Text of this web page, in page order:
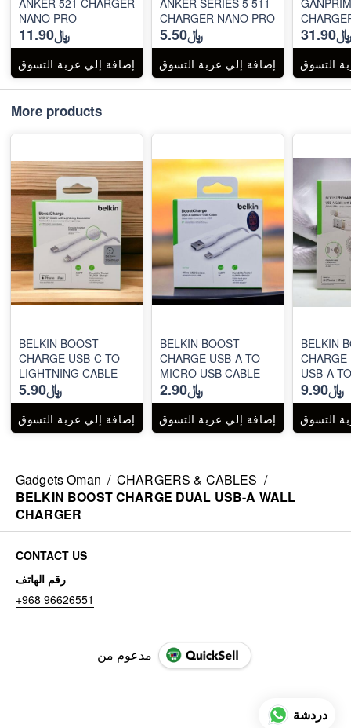
ANKER 521 CHARGER
NANO PRO
﷼11.90
إضافة إلي عربة التسوق
ANKER SERIES 5 511
CHARGER NANO PRO
﷼5.50
إضافة إلي عربة التسوق
﷼31.90
التسوق
More products
BELKIN BOOST
CHARGE USB-C TO
LIGHTNING CABLE
﷼5.90
إضافة إلي عربة التسوق
BELKIN BOOST
CHARGE USB-A TO
MICRO USB CABLE
﷼2.90
إضافة إلي عربة التسوق
BELKIN
CHARGE
USB-A
CABLE﷼9.90
التسوق
Gadgets Oman / CHARGERS & CABLES /
BELKIN BOOST CHARGE DUAL USB-A WALL
CHARGER
CONTACT US
رقم الهاتف
+968 96626551
مدعوم من
دردشة